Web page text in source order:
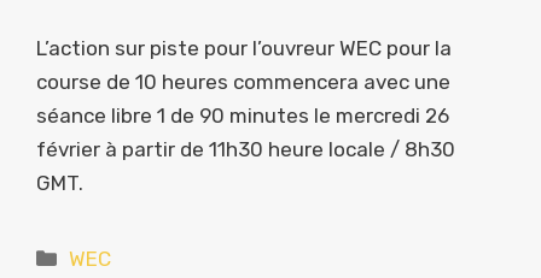
L’action sur piste pour l’ouvreur WEC pour la
course de 10 heures commencera avec une
séance libre 1 de 90 minutes le mercredi 26
février à partir de 11h30 heure locale / 8h30
GMT.
Catégories
WEC